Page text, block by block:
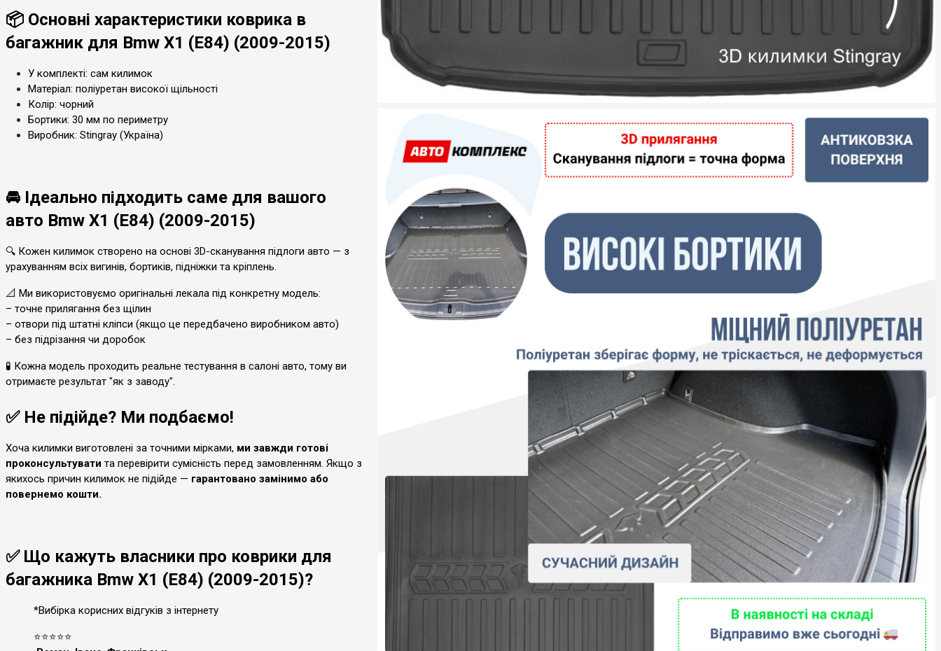
📦 Основні характеристики коврика в
багажник для Bmw X1 (E84) (2009-2015)
У комплекті: сам килимок
Матеріал: поліуретан високої щільності
Колір: чорний
Бортики: 30 мм по периметру
Виробник: Stingray (Україна)
🚘 Ідеально підходить саме для вашого
авто Bmw X1 (E84) (2009-2015)
🔍 Кожен килимок створено на основі 3D-сканування підлоги авто — з
урахуванням всіх вигинів, бортиків, підніжки та кріплень.
📐 Ми використовуємо оригінальні лекала під конкретну модель:
– точне прилягання без щілин
– отвори під штатні кліпси (якщо це передбачено виробником авто)
– без підрізання чи доробок
🧪 Кожна модель проходить реальне тестування в салоні авто, тому ви
отримаєте результат "як з заводу".
✅ Не підійде? Ми подбаємо!
Хоча килимки виготовлені за точними мірками, ми завжди готові
проконсультувати та перевірити сумісність перед замовленням. Якщо з
якихось причин килимок не підійде — гарантовано замінимо або
повернемо кошти.
✅ Що кажуть власники про коврики для
багажника Bmw X1 (E84) (2009-2015)?
*Вибірка корисних відгуків з інтернету
⭐⭐⭐⭐⭐